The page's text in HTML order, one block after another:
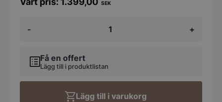
-
INCADO
Smoked
70x70cm
+
SEK
Få en offert
Lägg till i produktlistan
Lägg till i varukorg